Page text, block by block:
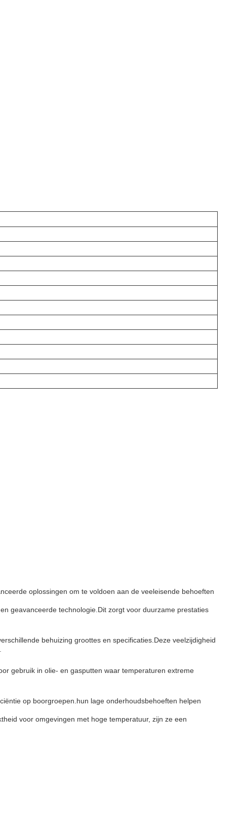
oplossingen om te voldoen aan de veeleisende behoeften
geavanceerde technologie.Dit zorgt voor duurzame prestaties
behuizing groottes en specificaties.Deze veelzijdigheid
gebruik in olie- en gasputten waar temperaturen extreme
op boorgroepen.hun lage onderhoudsbehoeften helpen
voor omgevingen met hoge temperatuur, zijn ze een